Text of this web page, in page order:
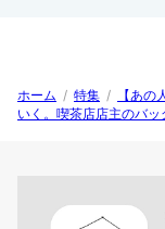
ホーム / 特集 /
【あ
いく。喫茶店店主のバッ